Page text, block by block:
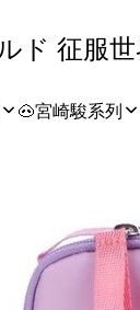
🐽宮崎駿系列